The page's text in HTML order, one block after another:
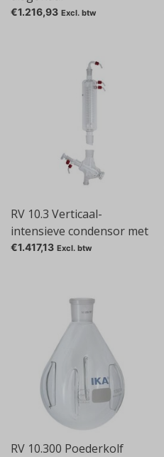
€1.216,93 Excl. btw
RV 10.3 Verticaal-
intensieve condensor met
verdeelstuk
€1.417,13 Excl. btw
RV 10.300 Poederkolf